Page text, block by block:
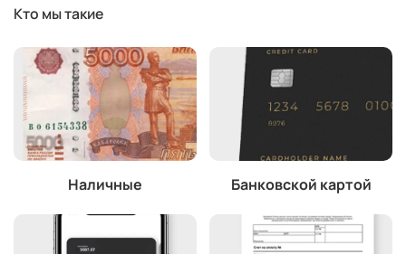
Кто мы такие
Наличные Банковской картой